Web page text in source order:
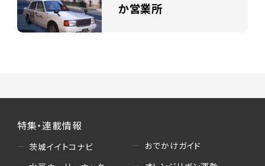
か営業所
特集・連載情報
茨城イイトコナビ
おでかけガイド